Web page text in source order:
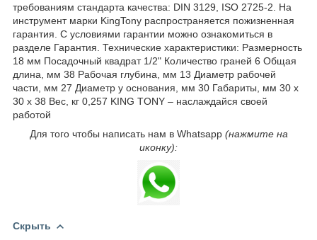
требованиям стандарта качества: DIN 3129, ISO 2725-2. На
инструмент марки KingTony распространяется пожизненная
гарантия. С условиями гарантии можно ознакомиться в
разделе Гарантия. Технические характеристики: Размерность
18 мм Посадочный квадрат 1/2" Количество граней 6 Общая
длина, мм 38 Рабочая глубина, мм 13 Диаметр рабочей
части, мм 27 Диаметр у основания, мм 30 Габариты, мм 30 х
30 х 38 Вес, кг 0,257 KING TONY – наслаждайся своей
работой
Для того чтобы написать нам в Whatsapp (нажмите на
иконку):
Скрыть